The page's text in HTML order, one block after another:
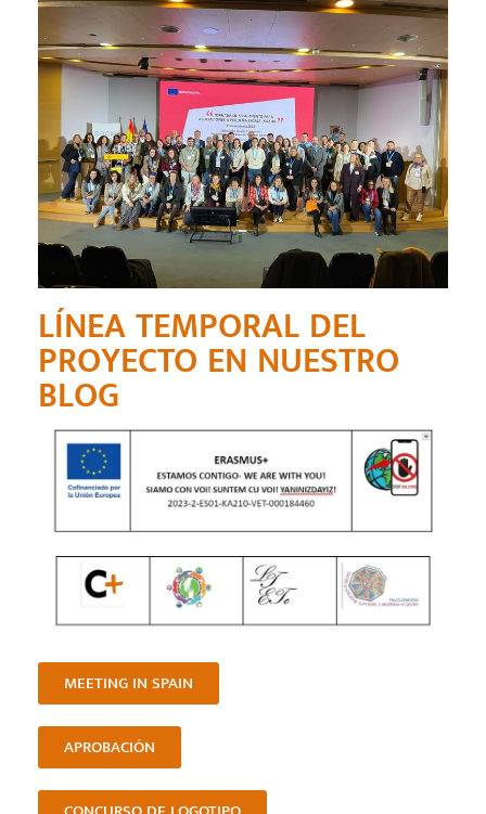
LÍNEA TEMPORAL DEL
PROYECTO EN NUESTRO
BLOG
MEETING IN SPAIN
APROBACIÓN